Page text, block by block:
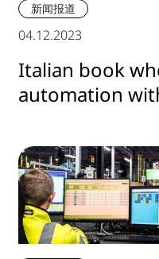
新闻报道
04.12.2023
Italian book
automation